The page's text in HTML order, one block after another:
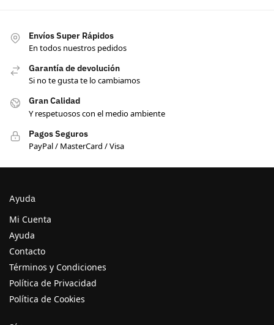
Envíos Super Rápidos
En todos nuestros pedidos
Garantía de devolución
Si no te gusta te lo cambiamos
Gran Calidad
Y respetuosos con el medio ambiente
Pagos Seguros
PayPal / MasterCard / Visa
Ayuda
Mi Cuenta
Ayuda
Contacto
Términos y Condiciones
Política de Privacidad
Política de Cookies